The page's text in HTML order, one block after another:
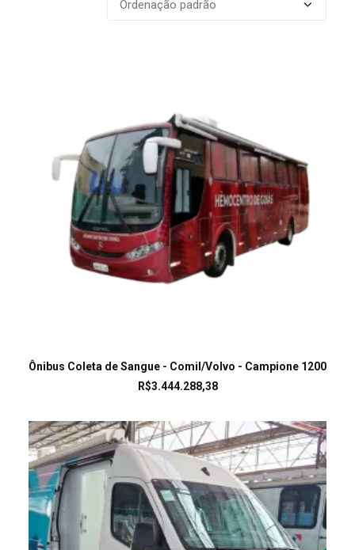
LEIA MAIS
Ônibus Coleta de Sangue - Comil/Volvo - Campione 1200
R$3.444.288,38